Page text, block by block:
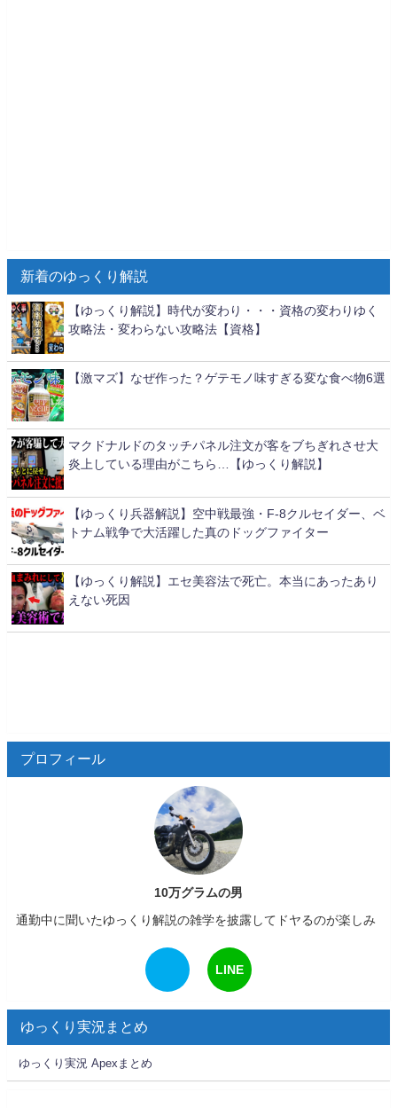
新着のゆっくり解説
【ゆっくり解説】時代が変わり・・・資格の変わりゆく
攻略法・変わらない攻略法【資格】
【激マズ】なぜ作った？ゲテモノ味すぎる変な食べ物6選
マクドナルドのタッチパネル注文が客をブちぎれさせ大
炎上している理由がこちら…【ゆっくり解説】
【ゆっくり兵器解説】空中戦最強・F-8クルセイダー、ベ
トナム戦争で大活躍した真のドッグファイター
【ゆっくり解説】エセ美容法で死亡。本当にあったあり
えない死因
プロフィール
10万グラムの男
通勤中に聞いたゆっくり解説の雑学を披露してドヤるのが楽しみ
LINE
ゆっくり実況まとめ
ゆっくり実況 Apexまとめ